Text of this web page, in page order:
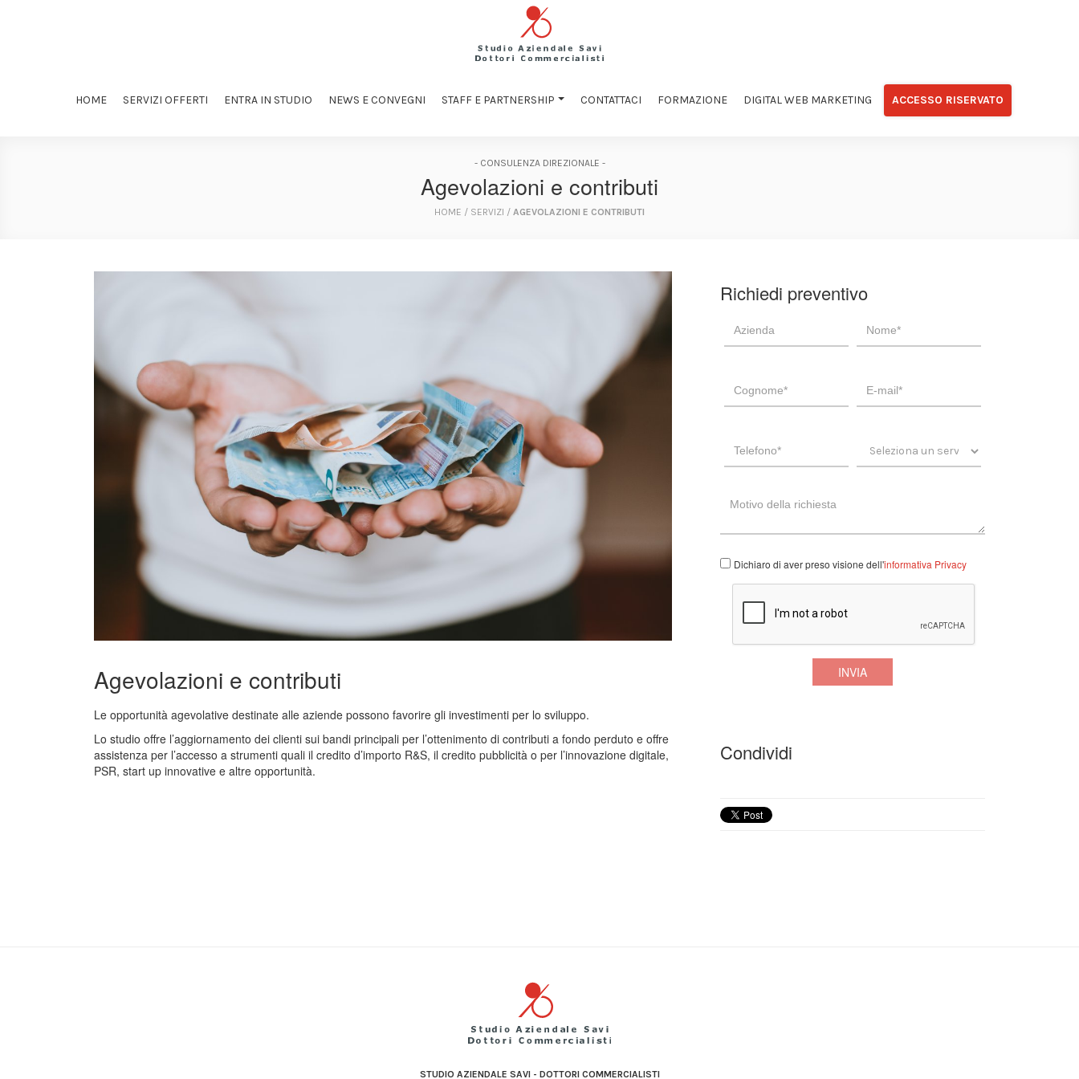
HOME SERVIZI OFFERTI ENTRA IN STUDIO NEWS E CONVEGNI STAFF E PARTNERSHIP CONTATTACI FORMAZIONE DIGITAL WEB MARKETING ACCESSO RISERVATO
- CONSULENZA DIREZIONALE -
Agevolazioni e contributi
HOME / SERVIZI / AGEVOLAZIONI E CONTRIBUTI
Agevolazioni e contributi
Le opportunità agevolative destinate alle aziende possono favorire gli investimenti per lo sviluppo.
Lo studio offre l’aggiornamento dei clienti sui bandi principali per l’ottenimento di contributi a fondo perduto e offre
assistenza per l’accesso a strumenti quali il credito d’importo R&S, il credito pubblicità o per l’innovazione digitale,
PSR, start up innovative e altre opportunità.
Richiedi preventivo
Dichiaro di aver preso visione dell'informativa Privacy
INVIA
Condividi
STUDIO AZIENDALE SAVI - DOTTORI COMMERCIALISTI